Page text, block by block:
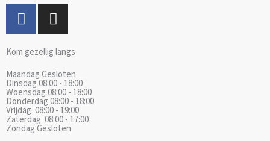
F
a
c
e
b
o
o
k
I
n
s
t
a
g
r
a
m
Kom gezellig langs
Maandag Gesloten
Dinsdag08:00 - 18:00
Woensdag 08:00 - 18:00
Donderdag 08:00 - 18:00
Vrijdag 08:00 - 19:00
Zaterdag 08:00 - 17:00
Zondag Gesloten